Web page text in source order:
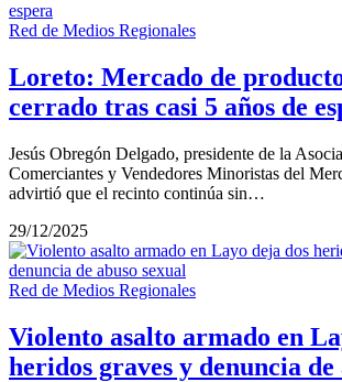
Red de Medios Regionales
Loreto: Mercado de
cerrado tras casi 5 años de
Jesús Obregón Delgado, presidente de la
Comerciantes y Vendedores Minoristas del
advirtió que el recinto continúa sin…
29/12/2025
Red de Medios Regionales
Violento asalto armado en
heridos graves y denuncia de